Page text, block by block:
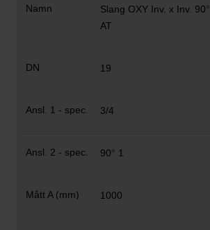
Slang OXY Inv. x Inv. 90°
AT
19
3/4
90° 1
1000